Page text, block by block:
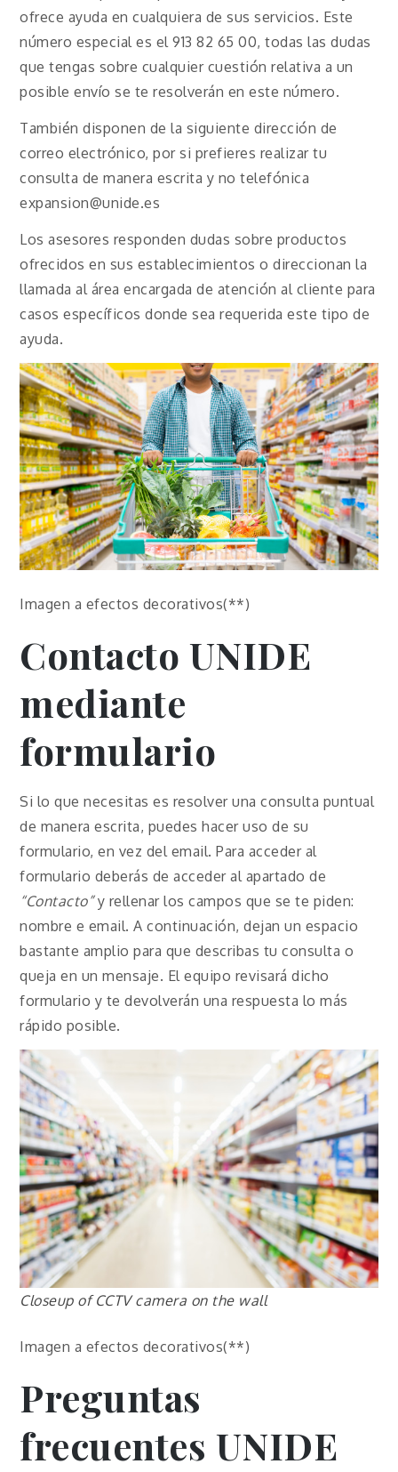
ofrece ayuda en cualquiera de sus servicios. Este
número especial es el 913 82 65 00, todas las dudas
que tengas sobre cualquier cuestión relativa a un
posible envío se te resolverán en este número.
También disponen de la siguiente dirección de
correo electrónico, por si prefieres realizar tu
consulta de manera escrita y no telefónica
expansion@unide.es
Los asesores responden dudas sobre productos
ofrecidos en sus establecimientos o direccionan la
llamada al área encargada de atención al cliente para
casos específicos donde sea requerida este tipo de
ayuda.
Imagen a efectos decorativos(**)
Contacto UNIDE
mediante
formulario
Si lo que necesitas es resolver una consulta puntual
de manera escrita, puedes hacer uso de su
formulario, en vez del email. Para acceder al
formulario deberás de acceder al apartado de
“Contacto”y rellenar los campos que se te piden:
nombre e email. A continuación, dejan un espacio
bastante amplio para que describas tu consulta o
queja en un mensaje. El equipo revisará dicho
formulario y te devolverán una respuesta lo más
rápido posible.
Closeup of CCTV camera on the wall
Imagen a efectos decorativos(**)
Preguntas
frecuentes UNIDE